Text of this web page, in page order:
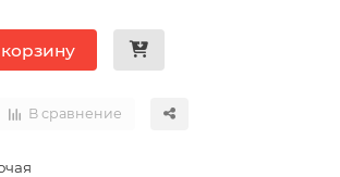
В сравнение